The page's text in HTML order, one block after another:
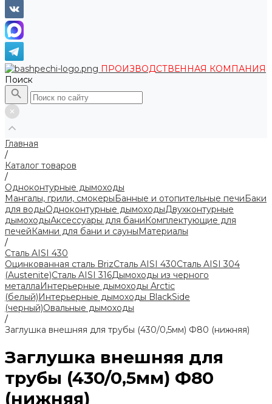
ПРОИЗВОДСТВЕННАЯ КОМПАНИЯ
Поиск
Главная
/
Каталог товаров
/
Одноконтурные дымоходы
Мангалы, грили, смокерыБанные и отопительные печиБаки
для водыОдноконтурные дымоходыДвухконтурные
дымоходыАксессуары для баниКомплектующие для
печейКамни для бани и сауныМатериалы
/
Сталь AISI 430
Оцинкованная сталь BrizСталь AISI 430Сталь AISI 304
(Austenite)Сталь AISI 316Дымоходы из черного
металлаИнтерьерные дымоходы Arctic
(белый)Интерьерные дымоходы BlackSide
(черный)Овальные дымоходы
/
Заглушка внешняя для трубы (430/0,5мм) Ф80 (нижняя)
Заглушка внешняя для
трубы (430/0,5мм) Ф80
(нижняя)